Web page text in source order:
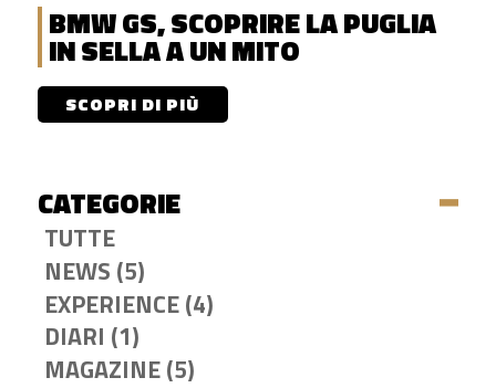
BMW GS, SCOPRIRE LA PUGLIA
IN SELLA A UN MITO
SCOPRI DI PIÙ
CATEGORIE
TUTTE
NEWS (5)
EXPERIENCE (4)
DIARI (1)
MAGAZINE (5)